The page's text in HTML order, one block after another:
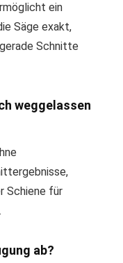
ein
Säge exakt,
Schnitte
weggelassen
Schiene für
ab?